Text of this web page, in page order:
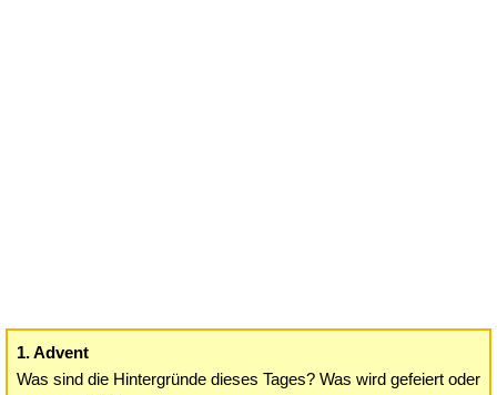
1. Advent
Was sind die Hintergründe dieses Tages? Was wird gefeiert oder